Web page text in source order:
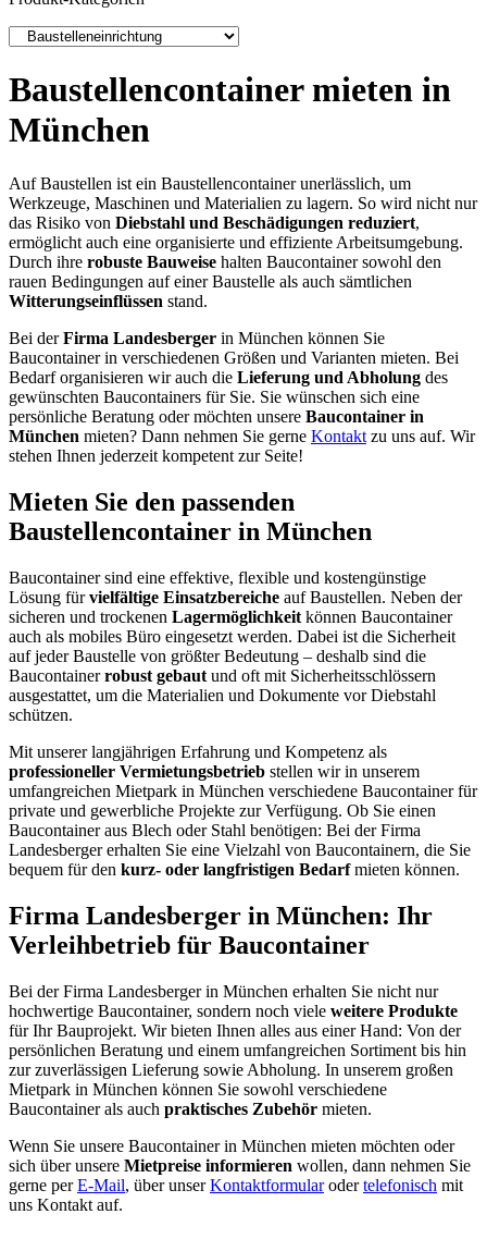
Baustellencontainer mieten in
München
Auf Baustellen ist ein Baustellencontainer unerlässlich, um
Werkzeuge, Maschinen und Materialien zu lagern. So wird nicht nur
das Risiko von Diebstahl und Beschädigungen reduziert,
ermöglicht auch eine organisierte und effiziente Arbeitsumgebung.
Durch ihre robuste Bauweise halten Baucontainer sowohl den
rauen Bedingungen auf einer Baustelle als auch sämtlichen
Witterungseinflüssen stand.
Bei derFirma Landesberger in München können Sie
Baucontainer in verschiedenen Größen und Varianten mieten. Bei
Bedarf organisieren wir auch die Lieferung und Abholung des
gewünschten Baucontainers für Sie. Sie wünschen sich eine
persönliche Beratung oder möchten unsere Baucontainer in
München mieten? Dann nehmen Sie gerne Kontakt zu uns auf. Wir
stehen Ihnen jederzeit kompetent zur Seite!
Mieten Sie den passenden
Baustellencontainer in München
Baucontainer sind eine effektive, flexible und kostengünstige
Lösung fürvielfältige Einsatzbereiche auf Baustellen. Neben der
sicheren und trockenen Lagermöglichkeit können Baucontainer
auch als mobiles Büro eingesetzt werden. Dabei ist die Sicherheit
auf jeder Baustelle von größter Bedeutung – deshalb sind die
Baucontainerrobust gebaut und oft mit Sicherheitsschlössern
ausgestattet, um die Materialien und Dokumente vor Diebstahl
schützen.
Mit unserer langjährigen Erfahrung und Kompetenz als
professioneller Vermietungsbetrieb stellen wir in unserem
umfangreichen Mietpark in München verschiedene Baucontainer für
private und gewerbliche Projekte zur Verfügung. Ob Sie einen
Baucontainer aus Blech oder Stahl benötigen: Bei der Firma
Landesberger erhalten Sie eine Vielzahl von Baucontainern, die Sie
bequem für den kurz- oder langfristigen Bedarfmieten können.
Firma Landesberger in München: Ihr
Verleihbetrieb für Baucontainer
Bei der Firma Landesberger in München erhalten Sie nicht nur
hochwertige Baucontainer, sondern noch viele weitere Produkte
für Ihr Bauprojekt. Wir bieten Ihnen alles aus einer Hand: Von der
persönlichen Beratung und einem umfangreichen Sortiment bis hin
zur zuverlässigen Lieferung sowie Abholung. In unserem großen
Mietpark in München können Sie sowohl verschiedene
Baucontainer als auch praktisches Zubehör mieten.
Wenn Sie unsere Baucontainer in München mieten möchten oder
sich über unsere Mietpreise informieren wollen, dann nehmen Sie
gerne perE-Mail, über unserKontaktformularodertelefonisch mit
uns Kontakt auf.